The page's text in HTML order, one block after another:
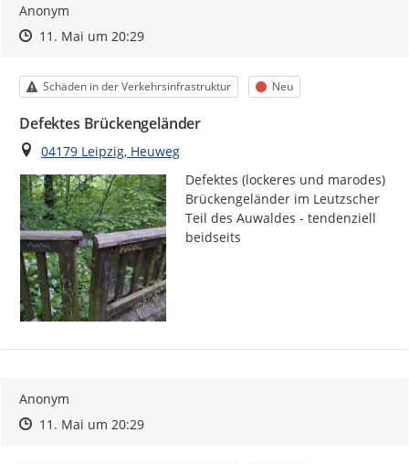
Anonym
Zeitpunkt des Erstellens
Zeitpunkt des Erstellens
11. Mai um 20:29Zur Äußerung
Kategorie
Schäden in der Verkehrsinfrastruktur Status
Neu
Defektes Brückengeländer
Ort
04179 Leipzig, Heuweg
Defektes (lockeres und marodes)
Brückengeländer im Leutzscher
Teil des Auwaldes - tendenziell
beidseits
Anonym
Zeitpunkt des Erstellens
Zeitpunkt des Erstellens
11. Mai um 20:29Zur Äußerung